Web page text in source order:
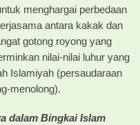
menghargai perbedaan
antara kakak dan
gotong royong yang
nilai-nilai luhur yang
Islamiyah (persaudaraan
menolong).
dalam Bingkai Islam